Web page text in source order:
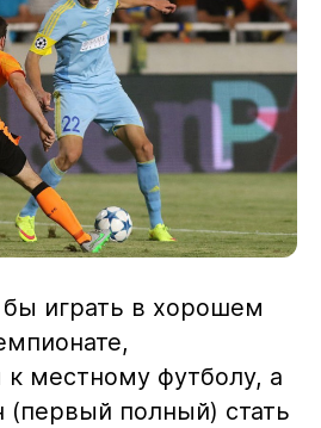
играть в хорошем
к местному футболу, а
(первый полный) стать